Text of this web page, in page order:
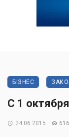
БІЗНЕС
С 1
24.06.2015